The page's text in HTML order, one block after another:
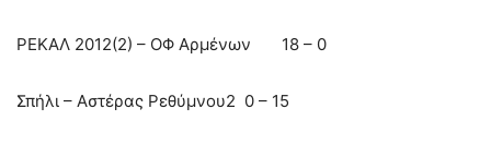
ΡΕΚΑΛ 2012(2) – ΟΦ Αρμένων 18 – 0
Σπήλι – Αστέρας Ρεθύμνου2 0 – 15